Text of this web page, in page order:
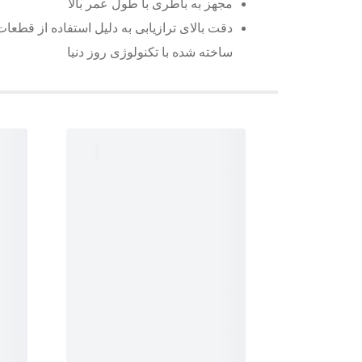
مجهز به باطری با طول عمر بالا
دقت بالای ترازیابی به دلیل استفاده از
ساخته شده با تکنولوژی روز دنیا